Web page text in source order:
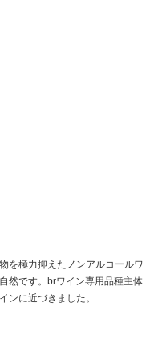
を極力抑えたノンアルコールワ
然です。brワイン専用品種主体
ンに近づきました。